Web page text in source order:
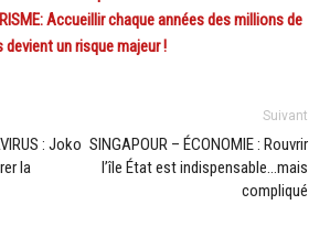
Accueillir chaque années des millions de
devient un risque majeur !
: Joko
la
Suivant
SINGAPOUR – ÉCONOMIE : Rouvrir
l’île État est indispensable…mais
compliqué